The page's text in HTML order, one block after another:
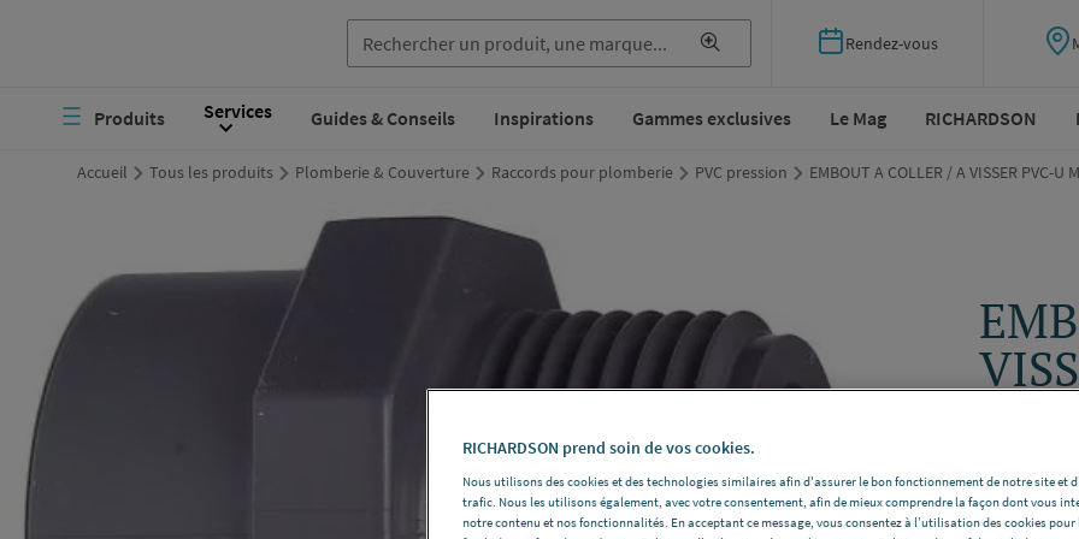
contenu
Rendez-vous
principaleProduits Services Guides & Conseils Inspirations Gammes exclusives Le Mag RICHARDSON
Accueil Tous les produits Plomberie & Couverture Raccords pour plomberie PVC pression EMBOUT A COLLER / A VISSER PVC-
-
GF
RICHARDSON prend soin de vos cookies.
Nous utilisons des cookies et des technologies similaires afin d'assurer le bon fonctionnement de notre site et
trafic. Nous les utilisons également, avec votre consentement, afin de mieux comprendre la façon dont vous
notre contenu et nos fonctionnalités. En acceptant ce message, vous consentez à l’utilisation des cookies pour